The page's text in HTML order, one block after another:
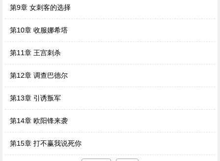
第9章 女刺客的选择
第10章 收服娜希塔
第11章 王宫刺杀
第12章 调查巴德尔
第13章 引诱叛军
第14章 欧阳锋来袭
第15章 打不赢我说死你